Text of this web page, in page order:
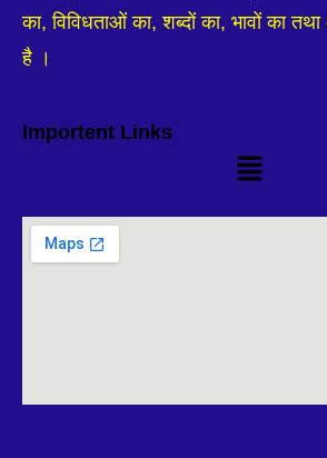
का, विविधताओं का, शब्दों का, भावों का
है ।
Importent Links